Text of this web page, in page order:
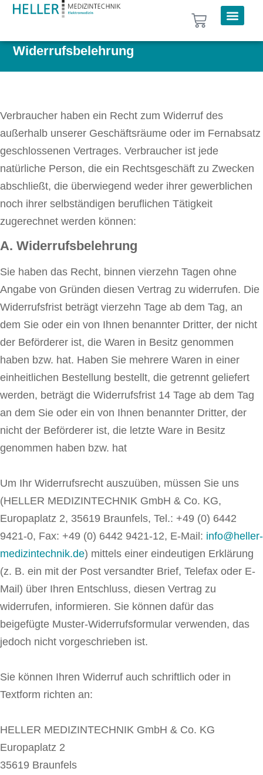
Widerrufsbelehrung
Verbraucher haben ein Recht zum Widerruf des
außerhalb unserer Geschäftsräume oder im Fernabsatz
geschlossenen Vertrages. Verbraucher ist jede
natürliche Person, die ein Rechtsgeschäft zu Zwecken
abschließt, die überwiegend weder ihrer gewerblichen
noch ihrer selbständigen beruflichen Tätigkeit
zugerechnet werden können:
A. Widerrufsbelehrung
Sie haben das Recht, binnen vierzehn Tagen ohne
Angabe von Gründen diesen Vertrag zu widerrufen. Die
Widerrufsfrist beträgt vierzehn Tage ab dem Tag, an
dem Sie oder ein von Ihnen benannter Dritter, der nicht
der Beförderer ist, die Waren in Besitz genommen
haben bzw. hat. Haben Sie mehrere Waren in einer
einheitlichen Bestellung bestellt, die getrennt geliefert
werden, beträgt die Widerrufsfrist 14 Tage ab dem Tag
an dem Sie oder ein von Ihnen benannter Dritter, der
nicht der Beförderer ist, die letzte Ware in Besitz
genommen haben bzw. hat
Um Ihr Widerrufsrecht auszuüben, müssen Sie uns
(HELLER MEDIZINTECHNIK GmbH & Co. KG,
Europaplatz 2, 35619 Braunfels, Tel.: +49 (0) 6442
9421-0, Fax: +49 (0) 6442 9421-12, E-Mail: info@heller-
medizintechnik.de) mittels einer eindeutigen Erklärung
(z. B. ein mit der Post versandter Brief, Telefax oder E-
Mail) über Ihren Entschluss, diesen Vertrag zu
widerrufen, informieren. Sie können dafür das
beigefügte Muster-Widerrufsformular verwenden, das
jedoch nicht vorgeschrieben ist.
Sie können Ihren Widerruf auch schriftlich oder in
Textform richten an:
HELLER MEDIZINTECHNIK GmbH & Co. KG
Europaplatz 2
35619 Braunfels